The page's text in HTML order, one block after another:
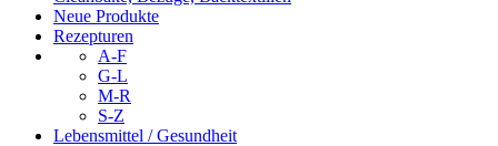
Neue Produkte
Rezepturen
A-F
G-L
M-R
S-Z
Lebensmittel / Gesundheit